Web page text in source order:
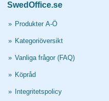
SwedOffice.se
» Produkter A-Ö
» Kategoriöversikt
» Vanliga frågor (FAQ)
» Köpråd
» Integritetspolicy